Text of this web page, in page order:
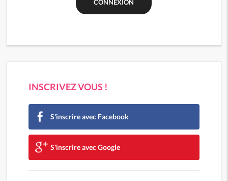
INSCRIVEZ VOUS !
S'inscrire avec Facebook
S'inscrire avec Google